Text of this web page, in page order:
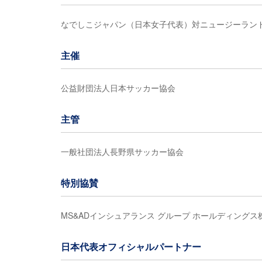
なでしこジャパン（日本女子代表）対ニュージーラン
主催
公益財団法人日本サッカー協会
主管
一般社団法人長野県サッカー協会
特別協賛
MS&ADインシュアランス グループ ホールディングス
日本代表オフィシャルパートナー